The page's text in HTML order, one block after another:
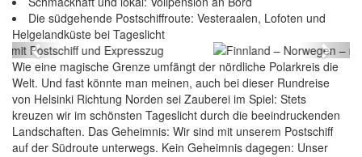
Die südgehende Postschiffroute: Vesteraalen, Lofoten und
Helgelandküste bei Tageslicht
Expresszug
Previous Next
Wie eine magische Grenze umfängt der nördliche Polarkreis die
Welt. Und fast könnte man meinen, auch bei dieser Rundreise
von Helsinki Richtung Norden sei Zauberei im Spiel: Stets
kreuzen wir im schönsten Tageslicht durch die beeindruckenden
Landschaften. Das Geheimnis: Wir sind mit unserem Postschiff
auf der Südroute unterwegs. Kein Geheimnis dagegen: Unser